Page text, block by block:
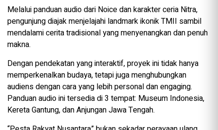
Melalui panduan audio dari Noice dan karakter ceria Nitra,
pengunjung diajak menjelajahi landmark ikonik TMII sambil
mendalami cerita tradisional yang menyenangkan dan penuh
makna.
Dengan pendekatan yang interaktif, proyek ini tidak hanya
memperkenalkan budaya, tetapi juga menghubungkan
audiens dengan cara yang lebih personal dan engaging.
Panduan audio ini tersedia di 3 tempat: Museum Indonesia,
Kereta Gantung, dan Anjungan Jawa Tengah.